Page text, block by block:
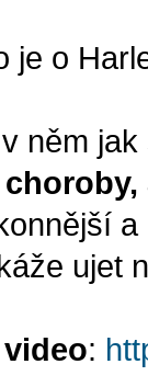
je o
něm
ujet
: